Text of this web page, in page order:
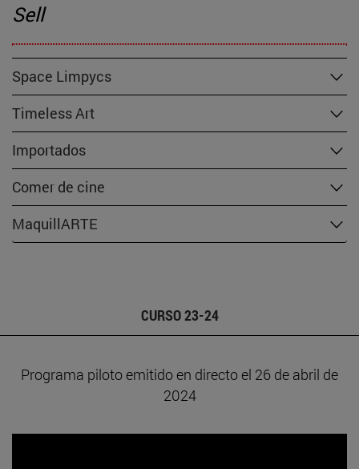
Sell
Space Limpycs
Timeless Art
Importados
Comer de cine
MaquillARTE
CURSO 23-24
Programa piloto emitido en directo el 26 de abril de
2024